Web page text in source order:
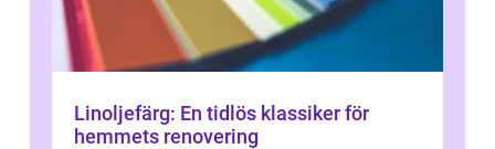
Linoljefärg: En tidlös klassiker för
hemmets renovering